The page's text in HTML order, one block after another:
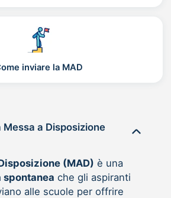
inviare la MAD
Disposizione
(MAD) è una
che gli aspiranti
alle scuole per offrire